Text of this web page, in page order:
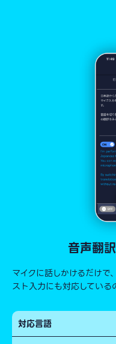
音声翻
マイクに話しかけるだけで
スト入力にも対応している
対応言語